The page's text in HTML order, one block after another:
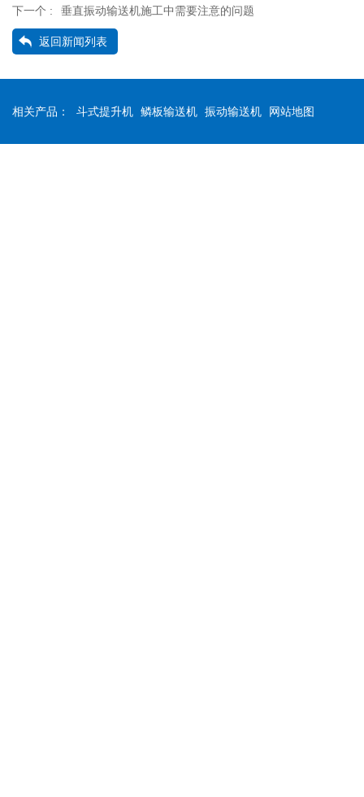
下一个 :
垂直振动输送机施工中需要注意的问题
返回新闻列表
相关产品： 斗式提升机 鳞板输送机 振动输送机 网站地图